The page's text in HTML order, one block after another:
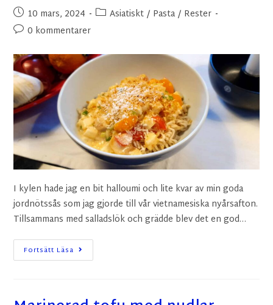
10 mars, 2024 Asiatiskt / Pasta / Rester
0 kommentarer
I kylen hade jag en bit halloumi och lite kvar av min goda
jordnötssås som jag gjorde till vår vietnamesiska nyårsafton.
Tillsammans med salladslök och grädde blev det en god…
Fortsätt Läsa